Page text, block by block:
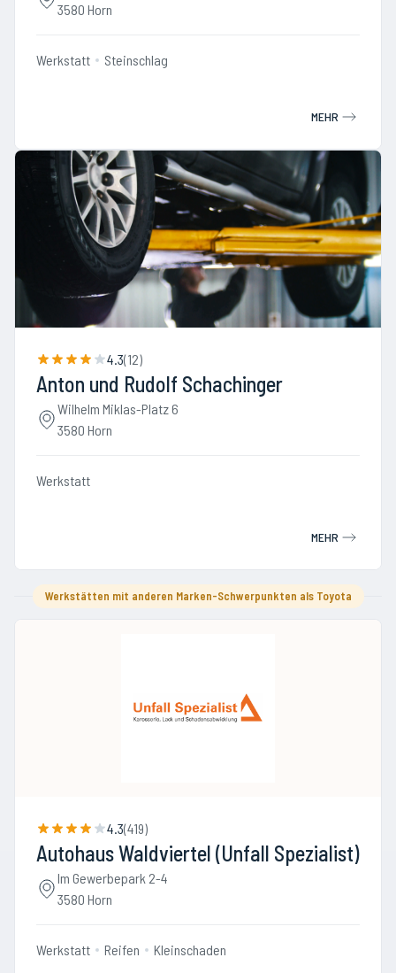
3580 Horn
Werkstatt Steinschlag
MEHR
4.3(12)
Anton und Rudolf Schachinger
Wilhelm Miklas-Platz 6
3580 Horn
Werkstatt
MEHR
Werkstätten mit anderen Marken-Schwerpunkten als Toyota
4.3(419)
Autohaus Waldviertel (Unfall Spezialist)
Im Gewerbepark 2-4
3580 Horn
Werkstatt Reifen Kleinschaden